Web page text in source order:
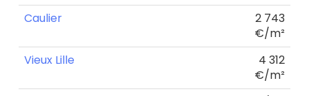
Caulier
2 743
€/m²
Vieux Lille
4 312
€/m²